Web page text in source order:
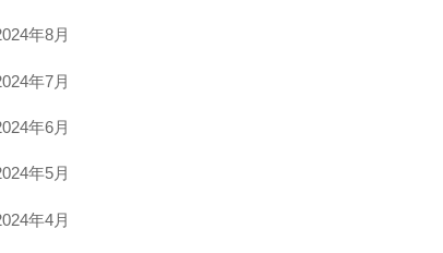
年8月
年7月
年6月
年5月
年4月